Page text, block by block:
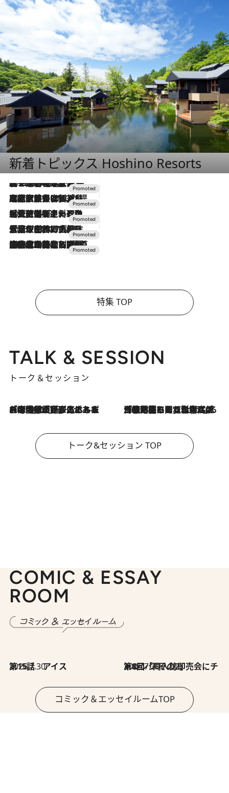
新着トピックス Hoshino Resorts
2026.8.7
【トンボの足水浴】ヒノキの香りに包まれて涼感マックス！約13℃の湧水かけ流しを避暑地「星野温泉 トンボの湯」で体験
2026.7.31
【ホテル帰省】という選択肢をOMOが提案。家族とほどよい距離を保つには「昼は実家、夜は気兼ねなくホテルで！」
2026.7.24
【夏限定ディナーコース】旬を迎える稚鮎や花ズッキーニなどをイタリア・トスカーナの郷土料理の手法で満喫！
2026.7.17
「土佐和ハーブかき氷」がOMO7高知に登場！生姜、山椒、大葉など目にも舌にも涼を呼ぶ郷土の味
2026.7.10
NEW OPEN！【界 草津】名湯の地に誕生。趣の異なる2種の温泉と上州ならではの会席・蕎麦割烹など美食を味わう究極の癒やし旅
特集 TOP
TALK & SESSION
トーク＆セッション
2026.8.3
「今後値上げがあるとすれば…」「リスクがあるのは今年の冬」エネルギー専門家が語る、ホルムズ海峡封鎖が家庭にもたらす“ある心配” 2026.8.3
「住宅建てられない…」「サーチャージ料の高値が続いている」ホルムズ海峡封鎖による影響はいつまで続く？《エネルギー専門家に聞く“どうなる日本の暮らし”》
トーク&セッション TOP
COMIC & ESSAY
ROOM
2026.7.30
第15話 アイス 2026.7.30
第8回「同人誌即売会にチャレンジ その2」
コミック＆エッセイルームTOP